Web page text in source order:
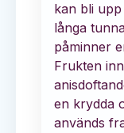
kan bli
långa
påminner
Frukten
en krydda
används